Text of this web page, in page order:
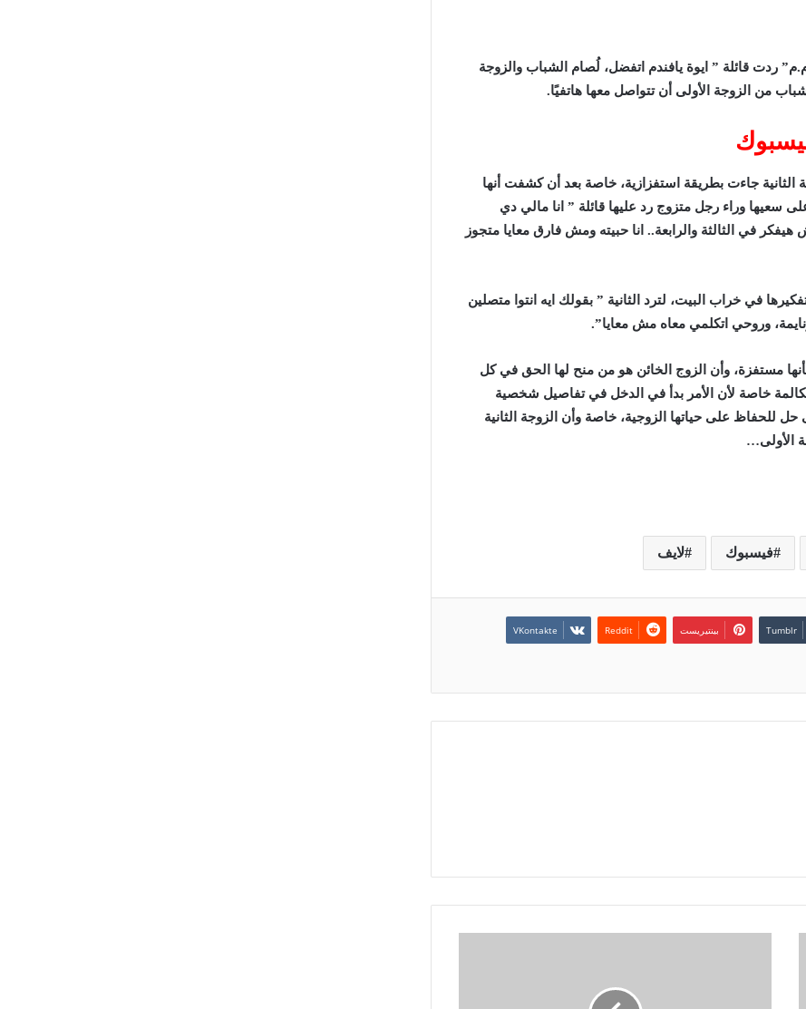
ردت قائلة ” ايوة يافندم اتفضل، لُصام الشباب والزوجة
من الزوجة الأولى أن تتواصل معها هاتفيًا.
الثانية جاءت بطريقة استفزازية، خاصة بعد أن كشفت أنها
سعيها وراء رجل متزوج رد عليها قائلة ” انا مالي دي
يتجوز 4، بس من بعدي مش هيفكر في الثالثة والرابعة.. انا حبيته ومش فارق معايا متجوز
في خراب البيت، لترد الثانية ” بقولك ايه انتوا متصلين
وروحي اتكلمي معاه مش معايا”.
مستفزة، وأن الزوج الخائن هو من منح لها الحق في كل
خاصة لأن الأمر بدأ في الدخل في تفاصيل شخصية
للحفاظ على حياتها الزوجية، خاصة وأن الزوجة الثانية
الأولى…
فيسبوك لايف
بينتيريست